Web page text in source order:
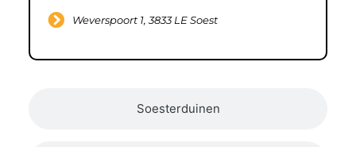
Soesterduinen
Weverspoort 1, 3833 LE Soest